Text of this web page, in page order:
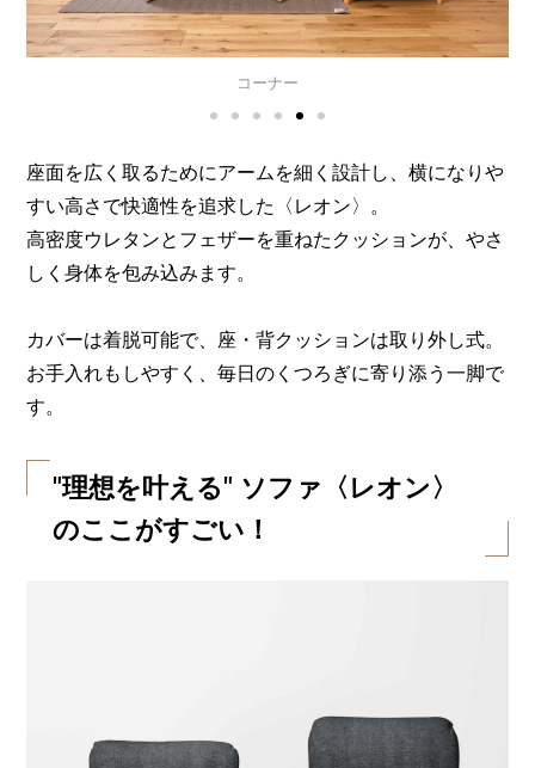
ペット対応生地仕様
座面を広く取るためにアームを細く設計し、横になりや
すい高さで快適性を追求した〈レオン〉。
高密度ウレタンとフェザーを重ねたクッションが、やさ
しく身体を包み込みます。
カバーは着脱可能で、座・背クッションは取り外し式。
お手入れもしやすく、毎日のくつろぎに寄り添う一脚で
す。
"理想を叶える" ソファ〈レオン〉
のここがすごい！